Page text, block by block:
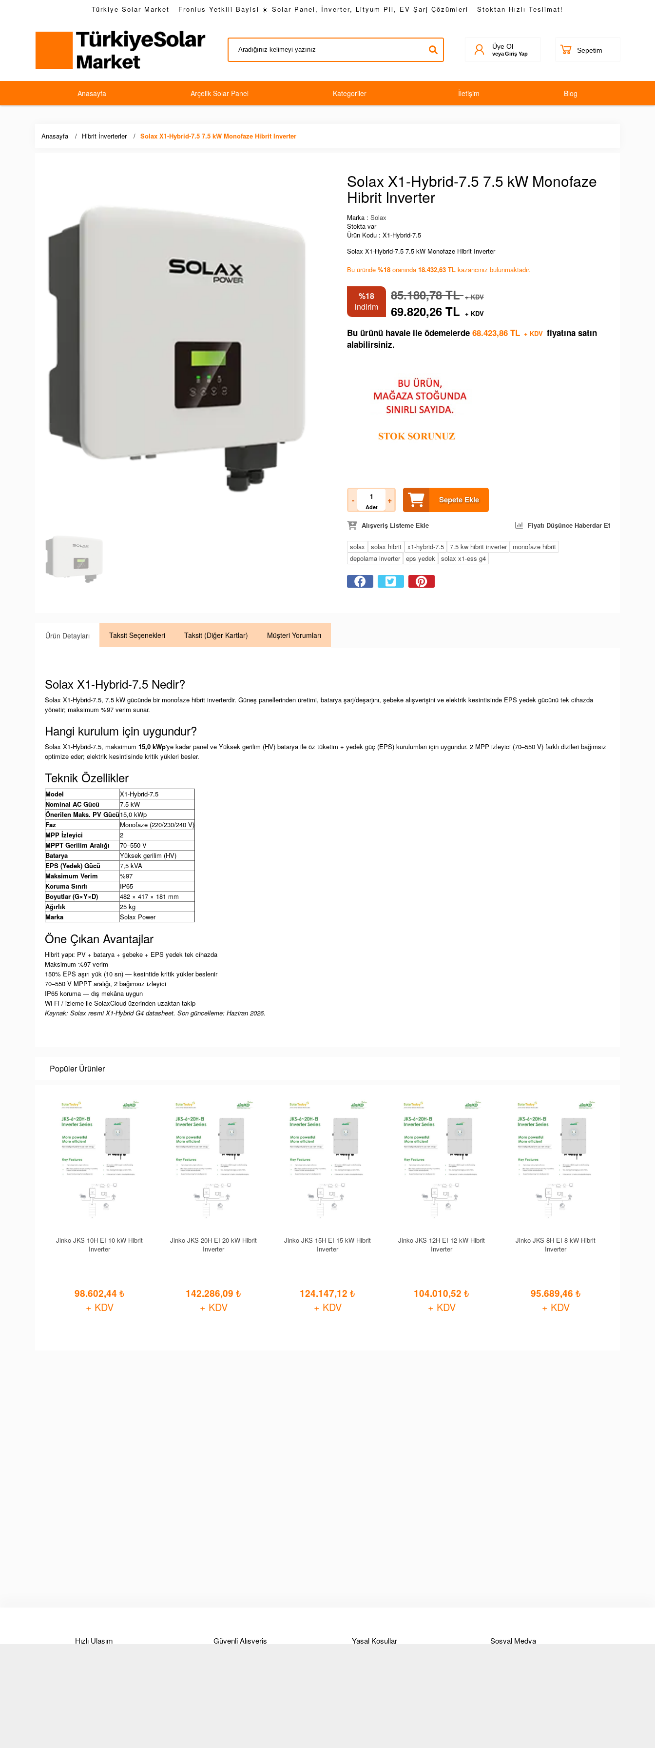
Türkiye Solar Market - Fronius Yetkili Bayisi ☀️ Solar Panel, İnverter, Lityum Pil, EV Şarj Çözümleri - Stoktan Hızlı Teslimat!
Giriş Yap
veya
Üye Ol
Anasayfa Arçelik Solar Panel Kategoriler İletişim Blog
Anasayfa Hibrit İnverterler Solax X1-Hybrid-7.5 7.5 kW Monofaze Hibrit Inverter
Solax X1-Hybrid-7.5 7.5 kW Monofaze
Hibrit Inverter
Marka : Solax
Stokta var
Ürün Kodu : X1-Hybrid-7.5
%18
indirim
85.180,78 TL+ KDV
69.820,26 TL + KDV
Bu üründe %18 oranında 18.432,63 TL kazancınız bulunmaktadır.
Bu ürünü havale ile ödemelerde 68.423,86 TL + KDV fiyatına satın
alabilirsiniz.
-
Adet
+ Sepete Ekle
Alışveriş Listeme Ekle Fiyatı Düşünce Haberdar Et
Solax X1-Hybrid-7.5 7.5 kW Monofaze Hibrit Inverter
solax solax hibrit x1-hybrid-7.5 7.5 kw hibrit inverter
monofaze hibrit
depolama inverter
eps yedek solax x1-ess g4
Ürün Detayları Taksit Seçenekleri Taksit (Diğer Kartlar) Müşteri Yorumları
Solax X1-Hybrid-7.5 Nedir?
Solax X1-Hybrid-7.5, 7.5 kW gücünde bir monofaze hibrit inverterdir. Güneş panellerinden üretimi, batarya şarj/deşarjını, şebeke alışverişini ve elektrik kesintisinde EPS yedek gücünü tek cihazda
yönetir; maksimum %97 verim sunar.
Hangi kurulum için uygundur?
Solax X1-Hybrid-7.5, maksimum 15,0 kWp'ye kadar panel ve Yüksek gerilim (HV) batarya ile öz tüketim + yedek güç (EPS) kurulumları için uygundur. 2 MPP izleyici (70–550 V) farklı dizileri bağımsız
optimize eder; elektrik kesintisinde kritik yükleri besler.
Teknik Özellikler
Model
X1-Hybrid-7.5
Nominal AC Gücü
7.5 kW
Önerilen Maks. PV Gücü15,0 kWp
Faz
Monofaze (220/230/240 V)
MPP İzleyici
2
MPPT Gerilim Aralığı
70–550 V
Batarya
Yüksek gerilim (HV)
EPS (Yedek) Gücü
7,5 kVA
Maksimum Verim
%97
Koruma Sınıfı
IP65
Boyutlar (G×Y×D)
482 × 417 × 181 mm
Ağırlık
25 kg
Marka
Solax Power
Öne Çıkan Avantajlar
Hibrit yapı: PV + batarya + şebeke + EPS yedek tek cihazda
Maksimum %97 verim
150% EPS aşırı yük (10 sn) — kesintide kritik yükler beslenir
70–550 V MPPT aralığı, 2 bağımsız izleyici
IP65 koruma — dış mekâna uygun
Wi-Fi / izleme ile SolaxCloud üzerinden uzaktan takip
Kaynak: Solax resmi X1-Hybrid G4 datasheet. Son güncelleme: Haziran 2026.
Popüler Ürünler
Jinko JKS-10H-EI 10 kW Hibrit
Inverter
98.602,44
+ KDV
Jinko JKS-20H-EI 20 kW Hibrit
Inverter
142.286,09
+ KDV
Jinko JKS-15H-EI 15 kW Hibrit
Inverter
124.147,12
+ KDV
Jinko JKS-12H-EI 12 kW Hibrit
Inverter
104.010,52
+ KDV
Jinko JKS-8H-EI 8 kW Hibrit
Inverter
95.689,46
+ KDV
Hızlı Ulaşım Güvenli Alışveriş Yasal Koşullar Sosyal Medya